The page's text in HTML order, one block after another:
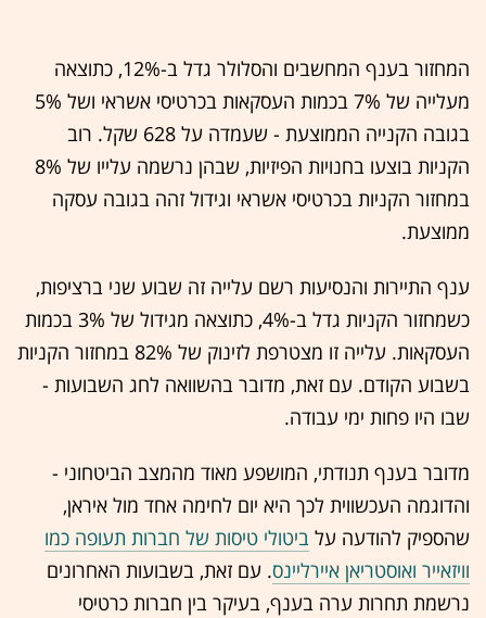
המחזור בענף המחשבים והסלולר גדל ב-12%, כתוצאה
מעלייה של 7% בכמות העסקאות בכרטיסי אשראי ושל 5%
בגובה הקנייה הממוצעת - שעמדה על 628 שקל. רוב
הקניות בוצעו בחנויות הפיזיות, שבהן נרשמה עלייו של 8%
במחזור הקניות בכרטיסי אשראי וגידול זהה בגובה עסקה
ממוצעת.
ענף התיירות והנסיעות רשם עלייה זה שבוע שני ברציפות,
כשמחזור הקניות גדל ב-4%, כתוצאה מגידול של 3% בכמות
העסקאות. עלייה זו מצטרפת לזינוק של 82% במחזור הקניות
בשבוע הקודם. עם זאת, מדובר בהשוואה לחג השבועות -
שבו היו פחות ימי עבודה.
מדובר בענף תנודתי, המושפע מאוד מהמצב הביטחוני -
והדוגמה העכשווית לכך היא יום לחימה אחד מול איראן,
שהספיק להודעה על ביטולי טיסות של חברות תעופה כמו
וויזאייר ואוסטריאן איירליינס. עם זאת, בשבועות האחרונים
נרשמת תחרות ערה בענף, בעיקר בין חברות כרטיסי